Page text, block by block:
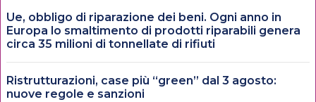
Ue, obbligo di riparazione dei beni. Ogni anno in
Europa lo smaltimento di prodotti riparabili genera
circa 35 milioni di tonnellate di rifiuti
Ristrutturazioni, case più “green” dal 3 agosto:
nuove regole e sanzioni